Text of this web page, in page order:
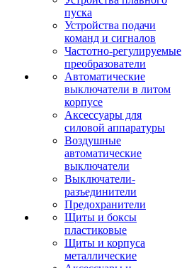
пуска
Устройства подачи
команд и сигналов
Частотно-регулируемые
преобразователи
Автоматические
выключатели в литом
корпусе
Аксессуары для
силовой аппаратуры
Воздушные
автоматические
выключатели
Выключатели-
разъединители
Предохранители
Щиты и боксы
пластиковые
Щиты и корпуса
металлические